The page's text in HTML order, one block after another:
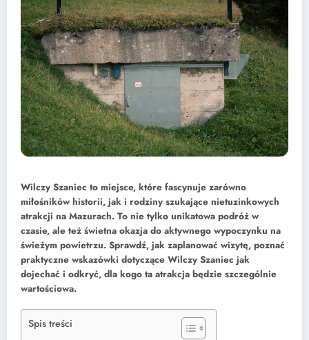
Wilczy Szaniec to miejsce, które fascynuje zarówno
miłośników historii, jak i rodziny szukające nietuzinkowych
atrakcji na Mazurach. To nie tylko unikatowa podróż w
czasie, ale też świetna okazja do aktywnego wypoczynku na
świeżym powietrzu. Sprawdź, jak zaplanować wizytę, poznać
praktyczne wskazówki dotyczące Wilczy Szaniec jak
dojechać i odkryć, dla kogo ta atrakcja będzie szczególnie
wartościowa.
Spis treści